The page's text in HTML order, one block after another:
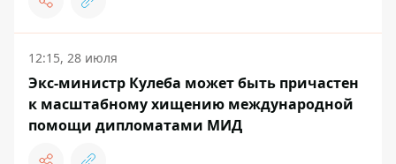
12:15, 28 июля
Экс-министр Кулеба может быть причастен
к масштабному хищению международной
помощи дипломатами МИД